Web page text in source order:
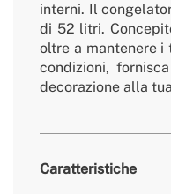
interni. Il
di 52 litri.
oltre a mantenere
condizioni,
decorazione alla
Caratteristiche